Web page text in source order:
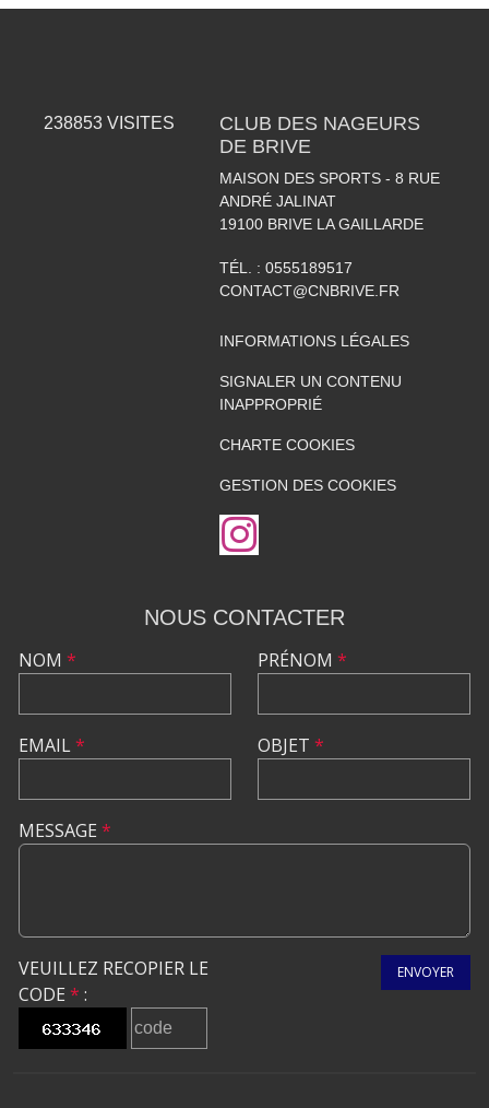
238853 VISITES
CLUB DES NAGEURS
DE BRIVE
MAISON DES SPORTS - 8 RUE
ANDRÉ JALINAT
19100 BRIVE LA GAILLARDE
TÉL. : 0555189517
CONTACT@CNBRIVE.FR
INFORMATIONS LÉGALES
SIGNALER UN CONTENU
INAPPROPRIÉ
CHARTE COOKIES
GESTION DES COOKIES
NOUS CONTACTER
NOM *
EMAIL*
PRÉNOM *
OBJET *
MESSAGE *
VEUILLEZ RECOPIER LE
CODE * :
ENVOYER